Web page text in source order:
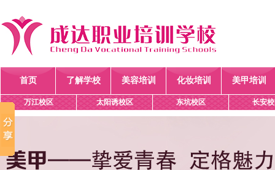
首页 了解学校 美容培训 化妆培训 美甲培训
万江校区 太阳诱校区 东坑校区 长安